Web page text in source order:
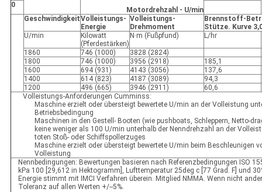
Motordrehzahl - U/min
0
GeschwindigkeitVolleistungs-
Energie
Volleistungs-
Drehmoment
Brennstoff-
Stütze. Kurve
U/min
Kilowatt
(Pferdestärken)
N·m (Fußpfund) L/hr
1860 746 (1000)
3828 (2824)
1800
746 (1000) 3956 (2918) 185,1
1600
694 (931) 4143 (3056) 137,6
1400
614 (823) 4187 (3089) 94,3
1200
496 (665) 3946 (2911) 60,6
Volleistungs-Anforderungen Cumminss:
Maschine erzielt oder übersteigt bewertete U/min an der Volleistung
Betriebsbedingung
Maschinen in den Gestell- Booten (wie pushboats, Schleppern, Netto-
keine weniger als 100 U/min unterhalb der Nenndrehzahl an der
toten Stoß- oder Schiffspollerzuges
Maschine erzielt oder übersteigt bewertete U/min beim Beschleunigen
Volleistung
Nennbedingungen: Bewertungen basieren nach Referenzbedingungen ISO
kPa 100 [29,612 in Hektogramm], Lufttemperatur 25deg c [77 Grad. F] und
Energie stimmt mit IMCI Verfahren überein. Mitglied NMMA. Wenn nicht
Toleranz auf allen Werten +/--5%.